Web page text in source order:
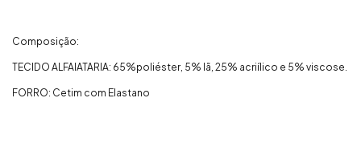
Composição:
TECIDO ALFAIATARIA: 65%poliéster, 5% lã, 25% acriílico e 5% viscose.
FORRO: Cetim com Elastano